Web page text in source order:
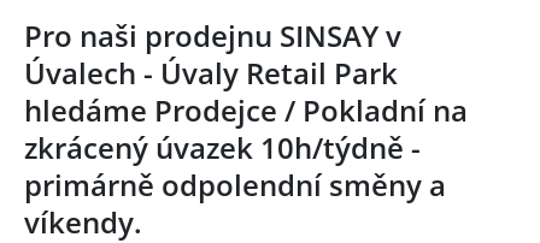
Pro naši prodejnu SINSAY v
Úvalech - Úvaly Retail Park
hledáme Prodejce / Pokladní na
zkrácený úvazek 10h/týdně -
primárně odpolendní směny a
víkendy.